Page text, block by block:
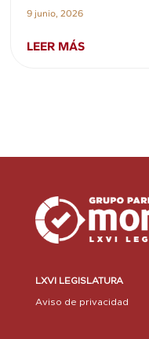
9 junio, 2026
LEER MÁS
LXVI LEGISLATURA
Aviso de privacidad